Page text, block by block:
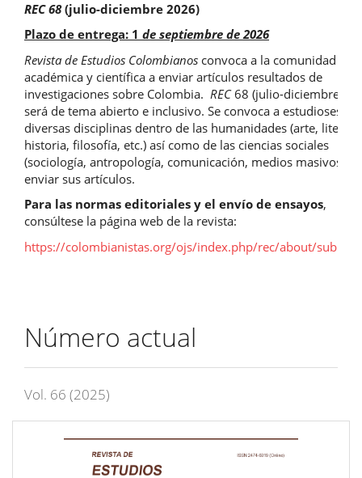
REC 68(julio-diciembre 2026)
Plazo de entrega: 1 de septiembre de 2026
Revista de Estudios Colombianos convoca a la comunidad
académica y científica a enviar artículos resultados de
investigaciones sobre Colombia. REC68 (julio-diciembre
será de tema abierto e inclusivo. Se convoca a estudioses de
diversas disciplinas dentro de las humanidades (arte,
historia, filosofía, etc.) así como de las ciencias sociales
(sociología, antropología, comunicación, medios masivos,
enviar sus artículos.
Para las normas editoriales y el envío de ensayos,
consúltese la página web de la revista:
https://colombianistas.org/ojs/index.php/rec/about/
Número actual
Vol. 66 (2025)